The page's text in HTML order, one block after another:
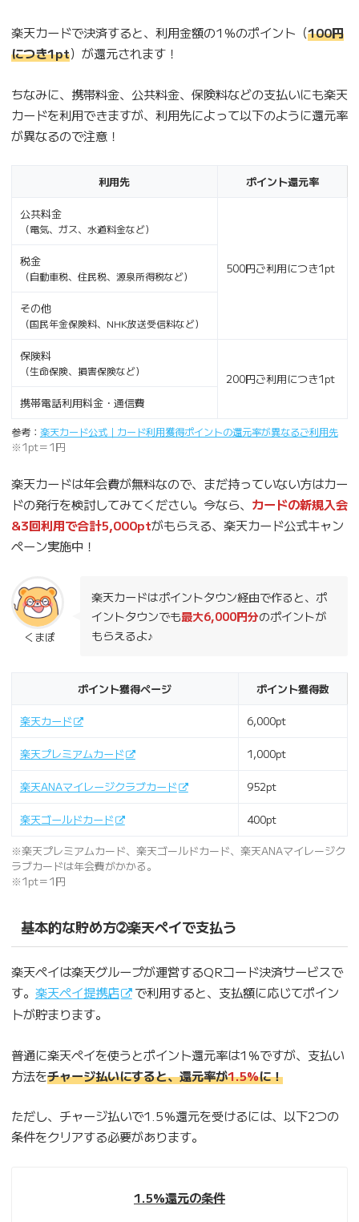
楽天カードで決済すると、利用金額の1％のポイント（100円
につき1pt）が還元されます！
ちなみに、携帯料金、公共料金、保険料などの支払いにも楽天
カードを利用できますが、利用先によって以下のように還元率
が異なるので注意！
利用先 ポイント還元率
公共料金
（電気、ガス、水道料金など）
500円ご利用につき1pt
税金
（自動車税、住民税、源泉所得税など）
その他
（国民年金保険料、NHK放送受信料など）
保険料
（生命保険、損害保険など）
200円ご利用につき1pt
携帯電話利用料金・通信費
参考： 楽天カード公式｜カード利用獲得ポイントの還元率が異なるご利用先
※1pt＝1円
楽天カードは年会費が無料なので、まだ持っていない方はカー
ドの発行を検討してみてください。今なら、 カードの新規入会
&3回利用で合計5,000ptがもらえる、楽天カード公式キャン
ペーン実施中！
くまぽ
楽天カードはポイントタウン経由で作ると、ポ
イントタウンでも最大6,000円分のポイントが
もらえるよ♪
ポイント獲得ページ ポイント獲得数
楽天カード 6,000pt
楽天プレミアムカード 1,000pt
楽天ANAマイレージクラブカード 952pt
楽天ゴールドカード 400pt
※楽天プレミアムカード、楽天ゴールドカード、楽天ANAマイレージク
ラブカードは年会費がかかる。
※1pt＝1円
基本的な貯め方➁楽天ペイで支払う
楽天ペイは楽天グループが運営するQRコード決済サービスで
す。 楽天ペイ提携店
で利用すると、支払額に応じてポイン
トが貯まります。
普通に楽天ペイを使うとポイント還元率は1％ですが、支払い
方法をチャージ払いにすると、還元率が1.5%に！
ただし、チャージ払いで1.5％還元を受けるには、以下2つの
条件をクリアする必要があります。
1.5%還元の条件